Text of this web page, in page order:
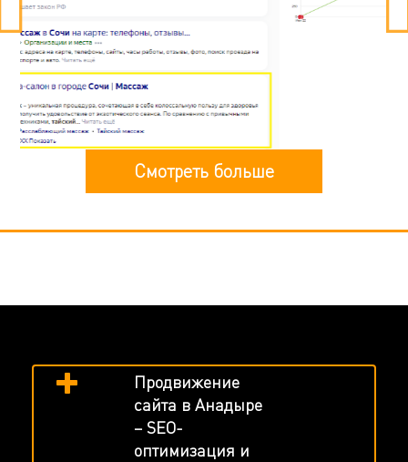
Смотреть больше
Продвижение
сайта в Анадыре
– SEO-
оптимизация и